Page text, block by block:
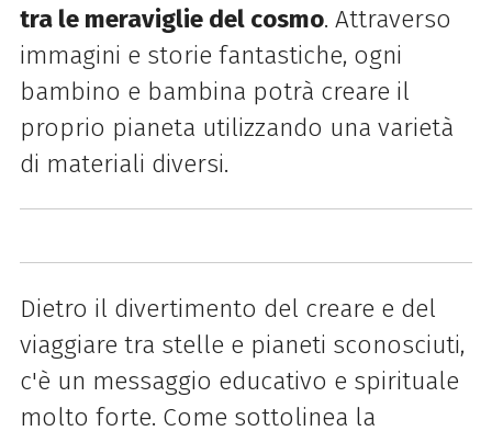
tra le meraviglie del cosmo. Attraverso
immagini e storie fantastiche, ogni
bambino e bambina potrà creare il
proprio pianeta utilizzando una varietà
di materiali diversi.
Dietro il divertimento del creare e del
viaggiare tra stelle e pianeti sconosciuti,
c'è un messaggio educativo e spirituale
molto forte. Come sottolinea la